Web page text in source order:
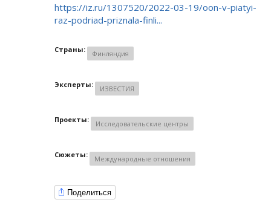
https://iz.ru/1307520/2022-03-19/oon-v-piatyi-
raz-podriad-priznala-finli...
Страны: Финляндия
Эксперты: ИЗВЕСТИЯ
Проекты: Исследовательские центры
Сюжеты: Международные отношения
Поделиться